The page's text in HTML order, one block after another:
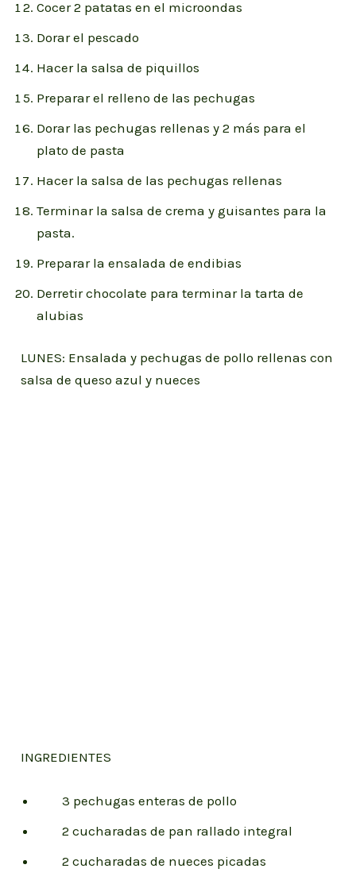
Cocer 2 patatas en el microondas
Dorar el pescado
Hacer la salsa de piquillos
Preparar el relleno de las pechugas
Dorar las pechugas rellenas y 2 más para el
plato de pasta
Hacer la salsa de las pechugas rellenas
Terminar la salsa de crema y guisantes para la
pasta.
Preparar la ensalada de endibias
Derretir chocolate para terminar la tarta de
alubias
LUNES: Ensalada y pechugas de pollo rellenas con
salsa de queso azul y nueces
INGREDIENTES
3 pechugas enteras de pollo
2 cucharadas de pan rallado integral
2 cucharadas de nueces picadas